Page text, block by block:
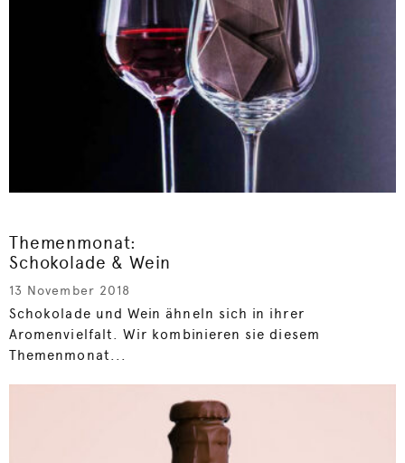
Themenmonat:
Schokolade & Wein
13 November 2018
Schokolade und Wein ähneln sich in ihrer
Aromenvielfalt. Wir kombinieren sie diesem
Themenmonat...